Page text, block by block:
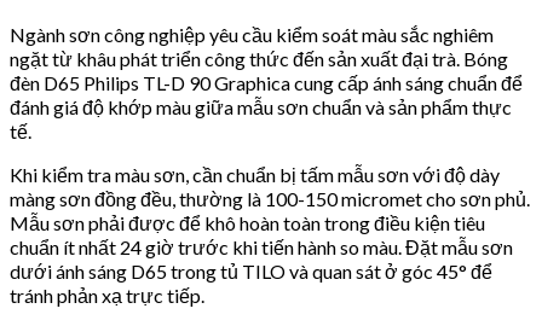
Ngành sơn công nghiệp yêu cầu kiểm soát màu sắc nghiêm
ngặt từ khâu phát triển công thức đến sản xuất đại trà. Bóng
đèn D65 Philips TL-D 90 Graphica cung cấp ánh sáng chuẩn để
đánh giá độ khớp màu giữa mẫu sơn chuẩn và sản phẩm thực
tế.
Khi kiểm tra màu sơn, cần chuẩn bị tấm mẫu sơn với độ dày
màng sơn đồng đều, thường là 100-150 micromet cho sơn phủ.
Mẫu sơn phải được để khô hoàn toàn trong điều kiện tiêu
chuẩn ít nhất 24 giờ trước khi tiến hành so màu. Đặt mẫu sơn
dưới ánh sáng D65 trong tủ TILO và quan sát ở góc 45° để
tránh phản xạ trực tiếp.